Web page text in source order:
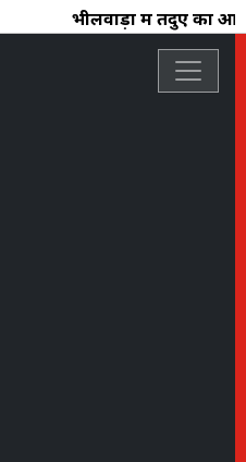
भीलवाड़ा में तेंदुए का